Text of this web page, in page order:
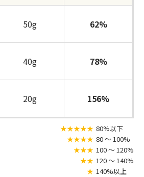
50g 62%
40g 78%
20g 156%
★★★★★ 80%以下
★★★★ 80 〜 100%
★★★ 100 〜 120%
★★ 120 〜 140%
★ 140%以上